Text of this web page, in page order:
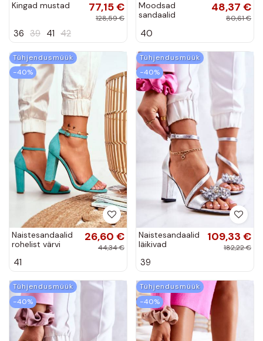
Kingad mustad 77,15 €
128,59 €
36 39 41 42
Moodsad
sandaalid
48,37 €
80,61 €
40
Tühjendusmüük
−40%
Naistesandaalid
rohelist värvi
26,60 €
44,34 €
41
Tühjendusmüük
−40%
Naistesandaalid
läikivad
Ramona
109,33 €
182,22 €
39
Tühjendusmüük
−40%
Tühjendusmüük
−40%